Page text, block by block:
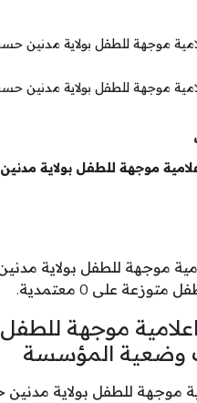
موجهة للطفل بولاية مدنين
موجهة للطفل بولاية مدنين
موجهة للطفل بولاية
موجهة للطفل بولاية
على 0 معتمدية.
موجهة للطفل
المؤسسة
موجهة للطفل بولاية